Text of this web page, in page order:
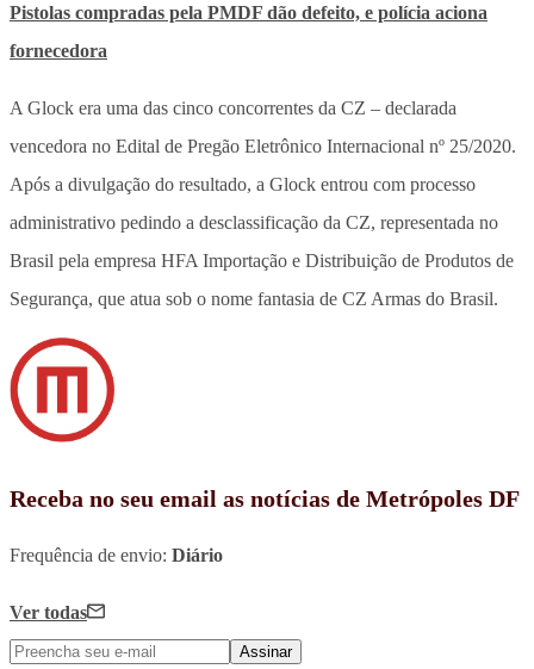
Pistolas compradas pela PMDF dão defeito, e polícia aciona
fornecedora
A Glock era uma das cinco concorrentes da CZ – declarada
vencedora no Edital de Pregão Eletrônico Internacional nº 25/2020.
Após a divulgação do resultado, a Glock entrou com processo
administrativo pedindo a desclassificação da CZ, representada no
Brasil pela empresa HFA Importação e Distribuição de Produtos de
Segurança, que atua sob o nome fantasia de CZ Armas do Brasil.
Receba no seu email as notícias de Metrópoles DF
Frequência de envio: Diário
Ver todas
Assinar